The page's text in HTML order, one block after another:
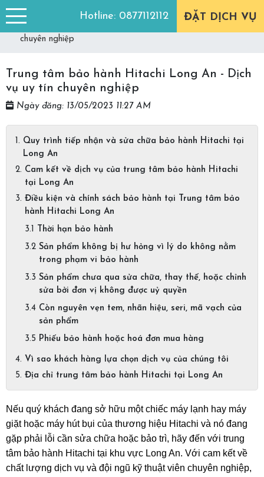
Hotline: 0877112112 ĐẶT DỊCH VỤ
Trang chủ
Góc tư vấn
chuyên nghiệp
Trung tâm bảo hành Hitachi Long An - Dịch
vụ uy tín chuyên nghiệp
Ngày đăng: 13/05/2023 11:27 AM
Quy trình tiếp nhận và sửa chữa bảo hành Hitachi tại
Long An
Cam kết về dịch vụ của trung tâm bảo hành Hitachi
tại Long An
Điều kiện và chính sách bảo hành tại Trung tâm bảo
hành Hitachi Long An
Thời hạn bảo hành
Sản phẩm không bị hư hỏng vì lý do không nằm
trong phạm vi bảo hành
Sản phẩm chưa qua sửa chữa, thay thế, hoặc chỉnh
sửa bởi đơn vị không được uỷ quyền
Còn nguyên vẹn tem, nhãn hiệu, seri, mã vạch của
sản phẩm
Phiếu bảo hành hoặc hoá đơn mua hàng
Vì sao khách hàng lựa chọn dịch vụ của chúng tôi
Địa chỉ trung tâm bảo hành Hitachi tại Long An
Nếu quý khách đang sở hữu một chiếc máy lạnh hay máy
giặt hoặc máy hút bụi của thương hiệu Hitachi và nó đang
gặp phải lỗi cần sửa chữa hoặc bảo trì, hãy đến với trung
tâm bảo hành Hitachi tại khu vực Long An. Với cam kết về
chất lượng dịch vụ và đội ngũ kỹ thuật viên chuyên nghiệp,